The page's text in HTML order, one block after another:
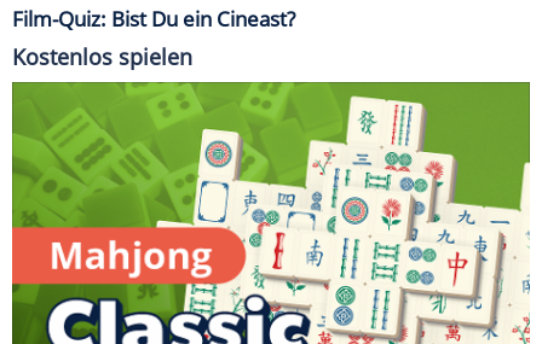
Film-Quiz: Bist Du ein Cineast?
Kostenlos spielen